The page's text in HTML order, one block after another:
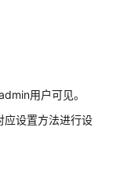
用户可见。
应设置方法进行设